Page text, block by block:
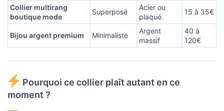
Collier multirang
boutique mode
Superposé
Acier ou
plaqué
15 à 35€
Bijou argent premium Minimaliste
Argent
massif
40 à
120€
Pourquoi ce collier plaît autant en ce
moment ?